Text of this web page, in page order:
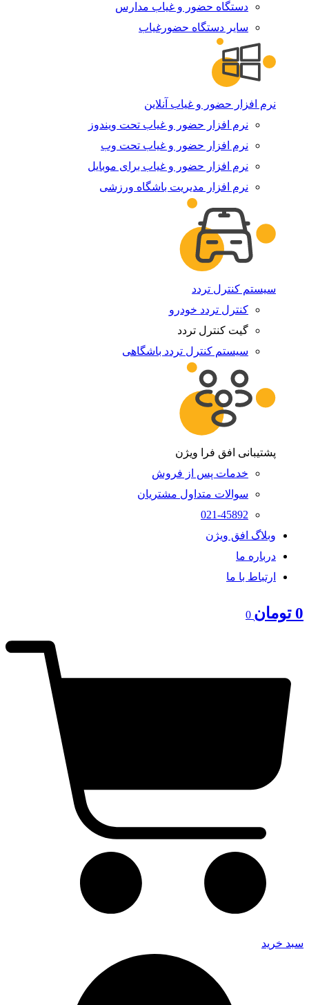
دستگاه حضور و غیاب مدارس
سایر دستگاه حضورغیاب
نرم افزار حضور و غیاب آنلاین
نرم افزار حضور و غیاب تحت ویندوز
نرم افزار حضور و غیاب تحت وب
نرم افزار حضور و غیاب برای موبایل
نرم افزار مدیریت باشگاه ورزشی
سیستم کنترل تردد
کنترل تردد خودرو
گیت کنترل تردد
سیستم کنترل تردد باشگاهی
پشتیبانی افق فرا ویژن
خدمات پس از فروش
سوالات متداول مشتریان
021-45892
وبلاگ افق ویژن
درباره ما
ارتباط با ما
0 تومان 0
سبد خرید